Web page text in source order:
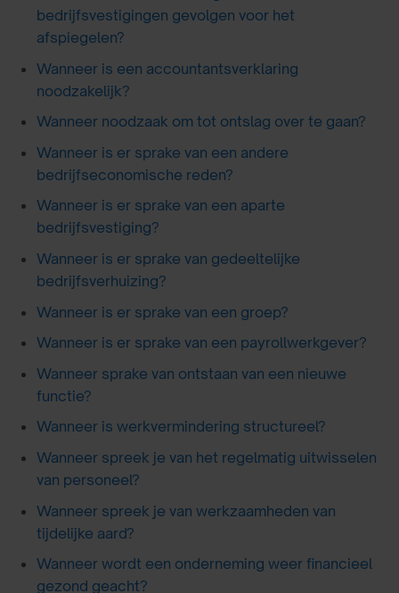
bedrijfsvestigingen gevolgen voor het
afspiegelen?
Wanneer is een accountantsverklaring
noodzakelijk?
Wanneer noodzaak om tot ontslag over te gaan?
Wanneer is er sprake van een andere
bedrijfseconomische reden?
Wanneer is er sprake van een aparte
bedrijfsvestiging?
Wanneer is er sprake van gedeeltelijke
bedrijfsverhuizing?
Wanneer is er sprake van een groep?
Wanneer is er sprake van een payrollwerkgever?
Wanneer sprake van ontstaan van een nieuwe
functie?
Wanneer is werkvermindering structureel?
Wanneer spreek je van het regelmatig uitwisselen
van personeel?
Wanneer spreek je van werkzaamheden van
tijdelijke aard?
Wanneer wordt een onderneming weer financieel
gezond geacht?